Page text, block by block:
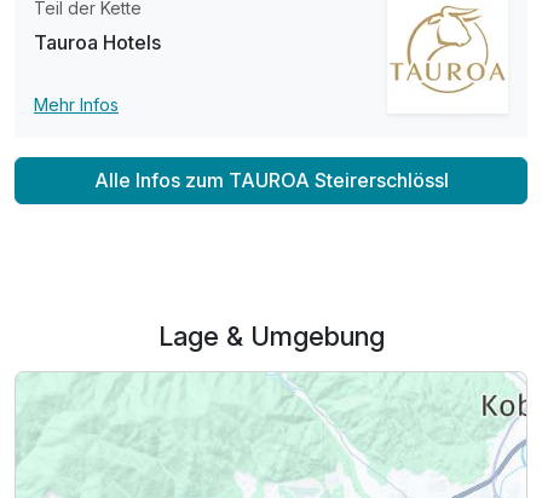
Teil der Kette
Tauroa Hotels
Mehr Infos
Alle Infos zum TAUROA Steirerschlössl
Lage & Umgebung